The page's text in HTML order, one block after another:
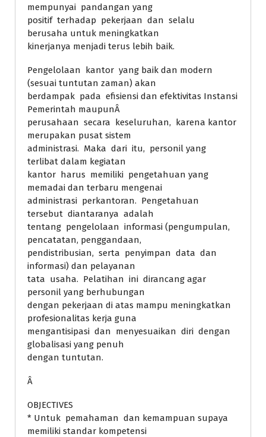
mempunyai pandangan yang
positif terhadap pekerjaan dan selalu
berusaha untuk meningkatkan
kinerjanya menjadi terus lebih baik.
Pengelolaan kantor yang baik dan modern
(sesuai tuntutan zaman) akan
berdampak pada efisiensi dan efektivitas Instansi
Pemerintah maupunÂ
perusahaan secara keseluruhan, karena kantor
merupakan pusat sistem
administrasi. Maka dari itu, personil yang
terlibat dalam kegiatan
kantor harus memiliki pengetahuan yang
memadai dan terbaru mengenai
administrasi perkantoran. Pengetahuan
tersebut diantaranya adalah
tentang pengelolaan informasi (pengumpulan,
pencatatan, penggandaan,
pendistribusian, serta penyimpan data dan
informasi) dan pelayanan
tata usaha. Pelatihan ini dirancang agar
personil yang berhubungan
dengan pekerjaan di atas mampu meningkatkan
profesionalitas kerja guna
mengantisipasi dan menyesuaikan diri dengan
globalisasi yang penuh
dengan tuntutan.
Â
OBJECTIVES
* Untuk pemahaman dan kemampuan supaya
memiliki standar kompetensi